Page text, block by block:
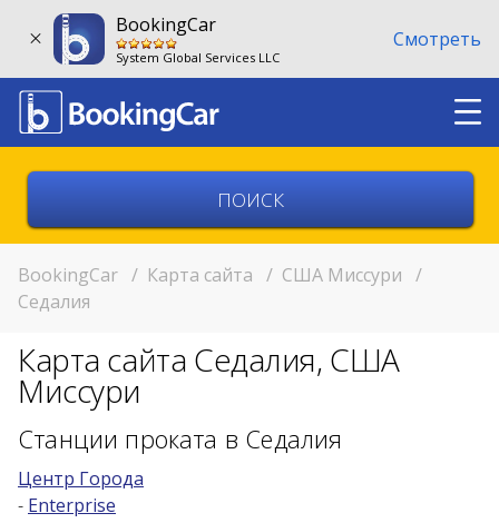
BookingCar
System Global Services LLC
Смотреть
Выберите город
Возврат в другом месте?
BookingCar / Карта сайта / США Миссури /
Седалия
Карта сайта Седалия, США
Миссури
Станции проката в Седалия
Центр Города
- Enterprise